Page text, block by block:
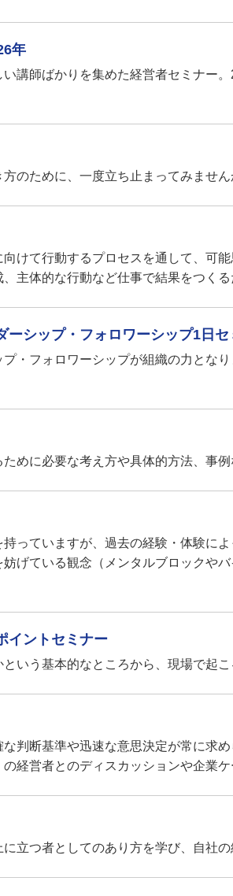
年
講師ばかりを集めた経営者セミナー
のために、一度立ち止まってみませ
けて行動するプロセスを通して、可
主体的な行動など仕事で結果をつく
ーシップ・フォロワーシップ1日セ
・フォロワーシップが組織の力とな
めに必要な考え方や具体的方法、事
っていますが、過去の経験・体験に
げている観念（メンタルブロックや
イントセミナー
いう基本的なところから、現場で起
判断基準や迅速な意思決定が常に求
経営者とのディスカッションや企業
立つ者としてのあり方を学び、自社